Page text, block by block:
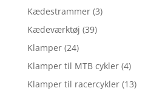
Kædestrammer (3)
Kædeværktøj (39)
Klamper (24)
Klamper til MTB cykler (4)
Klamper til racercykler (13)